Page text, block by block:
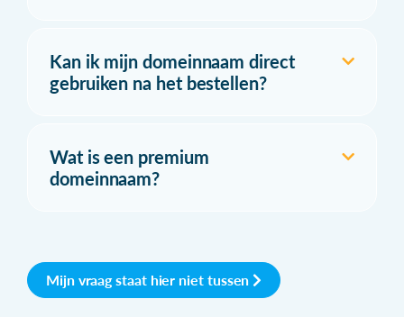
Kan ik mijn domeinnaam direct
gebruiken na het bestellen?
Wat is een premium
domeinnaam?
Mijn vraag staat hier niet tussen